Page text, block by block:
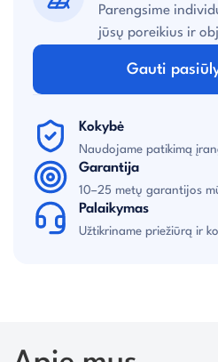
Parengsime
jūsų poreikius ir
Gauti
Kokybė
Naudojame patikimą
Garantija
10–25 metų garantijos
Palaikymas
Užtikriname priežiūrą ir